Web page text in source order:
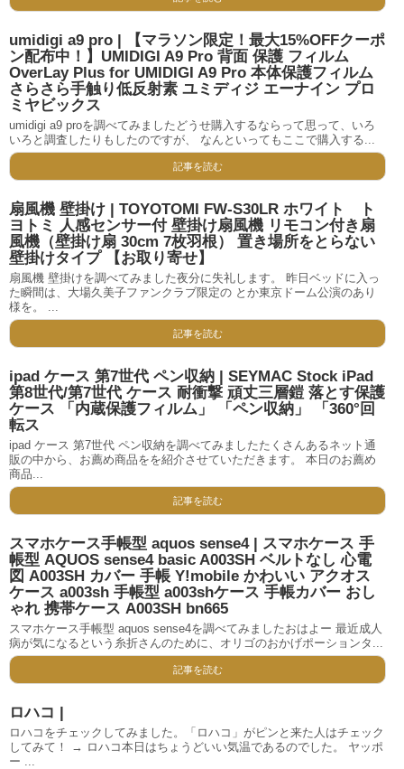
umidigi a9 pro | 【マラソン限定！最大15%OFFクーポ
ン配布中！】UMIDIGI A9 Pro 背面 保護 フィルム
OverLay Plus for UMIDIGI A9 Pro 本体保護フィルム
さらさら手触り低反射素 ユミディジ エーナイン プロ
ミヤビックス
umidigi a9 proを調べてみましたどうせ購入するならって思って、いろ
いろと調査したりもしたのですが、 なんといってもここで購入する...
記事を読む
扇風機 壁掛け | TOYOTOMI FW-S30LR ホワイト ト
ヨトミ 人感センサー付 壁掛け扇風機 リモコン付き扇
風機（壁掛け扇 30cm 7枚羽根） 置き場所をとらない
壁掛けタイプ 【お取り寄せ】
扇風機 壁掛けを調べてみました夜分に失礼します。 昨日ベッドに入っ
た瞬間は、大場久美子ファンクラブ限定の とか東京ドーム公演のあり
様を。 ...
記事を読む
ipad ケース 第7世代 ペン収納 | SEYMAC Stock iPad
第8世代/第7世代 ケース 耐衝撃 頑丈三層鎧 落とす保護
ケース 「内蔵保護フィルム」 「ペン収納」 「360°回
転ス
ipad ケース 第7世代 ペン収納を調べてみましたたくさんあるネット通
販の中から、お薦め商品をを紹介させていただきます。 本日のお薦め
商品...
記事を読む
スマホケース手帳型 aquos sense4 | スマホケース 手
帳型 AQUOS sense4 basic A003SH ベルトなし 心電
図 A003SH カバー 手帳 Y!mobile かわいい アクオス
ケース a003sh 手帳型 a003shケース 手帳カバー おし
ゃれ 携帯ケース A003SH bn665
スマホケース手帳型 aquos sense4を調べてみましたおはよー 最近成人
病が気になるという糸折さんのために、オリゴのおかげポーションタ...
記事を読む
ロハコ |
ロハコをチェックしてみました。「ロハコ」がピンと来た人はチェック
してみて！ → ロハコ本日はちょうどいい気温であるのでした。 ヤッポ
ー ...